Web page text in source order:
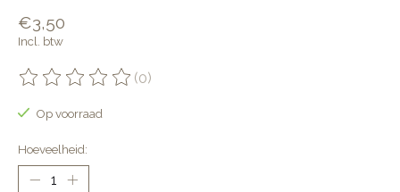
€3,50
Incl. btw
De beoordeling van dit product is
(0)
Op voorraad
Hoeveelheid: